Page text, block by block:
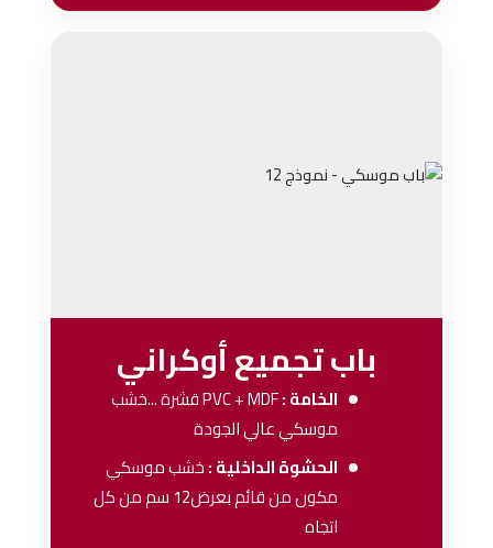
باب تجميع أوكراني
الخامة :PVC + MDFقشرة ...خشب
موسكي عالي الجودة
الحشوة الداخلية :خشب موسكي
مكون من قائم بعرض12 سم من كل
اتجاه